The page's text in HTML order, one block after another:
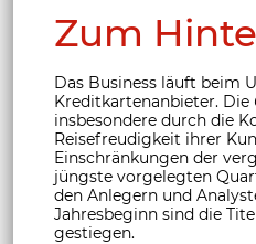
Zum
Das Business läuft beim
Kreditkartenanbieter. Die
insbesondere durch die
Reisefreudigkeit ihrer
Einschränkungen der
jüngste vorgelegten
den Anlegern und
Jahresbeginn sind die
gestiegen.